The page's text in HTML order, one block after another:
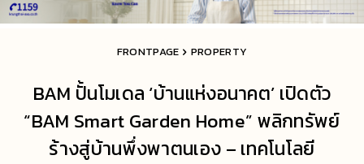
FRONTPAGE PROPERTY
BAM ปั้นโมเดล ‘บ้านแห่งอนาคต’ เปิดตัว
“BAM Smart Garden Home” พลิกทรัพย์
ร้างสู่บ้านพึ่งพาตนเอง – เทคโนโลยี